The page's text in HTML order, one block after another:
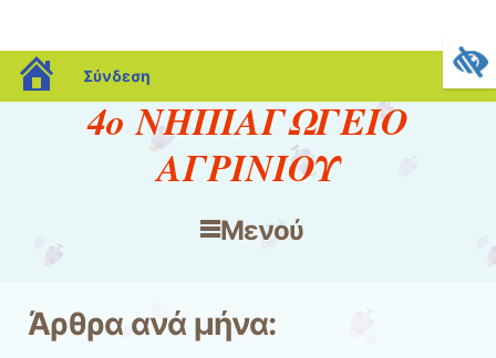
blogs.sch.gr
Σύνδεση
4ο ΝΗΠΙΑΓΩΓΕΙΟ
ΑΓΡΙΝΙΟΥ
Μενού
Μετάβαση στο περιεχόμενο
Άρθρα ανά μήνα: